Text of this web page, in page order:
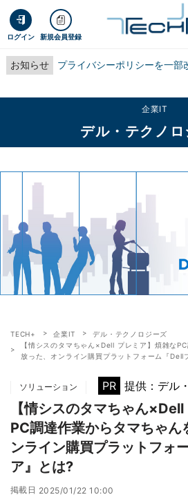
ログイン 新規会員登録
お知らせ プライバシーポリシーを一部
企業IT
デル・テクノ
TECH+ 企業IT
デル・テクノロジーズ
【情シスのタマちゃん×Dell プレミア】煩雑な
放った、オンライン購買プラットフォーム『Dell
ソリューション PR 提供：デル
【情シスのタマちゃん
PC調達作業からタマちゃん
ンライン購買プラットフォ
ア』とは?
掲載日 2025/01/22 10:00